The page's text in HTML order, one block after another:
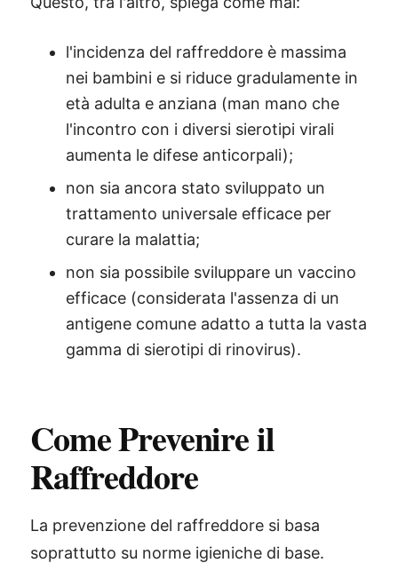
l'incidenza del raffreddore è massima
nei bambini e si riduce gradulamente in
età adulta e anziana (man mano che
l'incontro con i diversi sierotipi virali
aumenta le difese anticorpali);
non sia ancora stato sviluppato un
trattamento universale efficace per
curare la malattia;
non sia possibile sviluppare un vaccino
efficace (considerata l'assenza di un
antigene comune adatto a tutta la vasta
gamma di sierotipi di rinovirus).
Come Prevenire il
Raffreddore
La prevenzione del raffreddore si basa
soprattutto su norme igieniche di base.